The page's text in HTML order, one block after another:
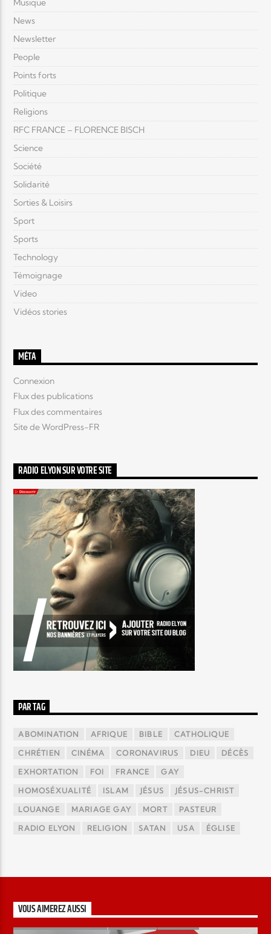
Musique
News
Newsletter
People
Points forts
Politique
Religions
RFC FRANCE – FLORENCE BISCH
Science
Société
Solidarité
Sorties & Loisirs
Sport
Sports
Technology
Témoignage
Video
Vidéos stories
MÉTA
Connexion
Flux des publications
Flux des commentaires
Site de WordPress-FR
RADIO ELYON SUR VOTRE SITE
PAR TAG
ABOMINATION AFRIQUE BIBLE CATHOLIQUE
CHRÉTIEN CINÉMA CORONAVIRUS DIEU DÉCÈS
EXHORTATION FOI FRANCE GAY
HOMOSÉXUALITÉ ISLAM JÉSUS JÉSUS-CHRIST
LOUANGE MARIAGE GAY MORT PASTEUR
RADIO ELYON RELIGION SATAN USA ÉGLISE
VOUS AIMEREZ AUSSI